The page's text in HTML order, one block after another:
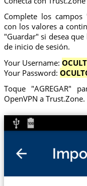
Complete los
con los valores a
"Guardar" si desea
de inicio de sesión.
Your Username:
Your Password:
Toque "AGREGAR"
OpenVPN a Trust.Zone.